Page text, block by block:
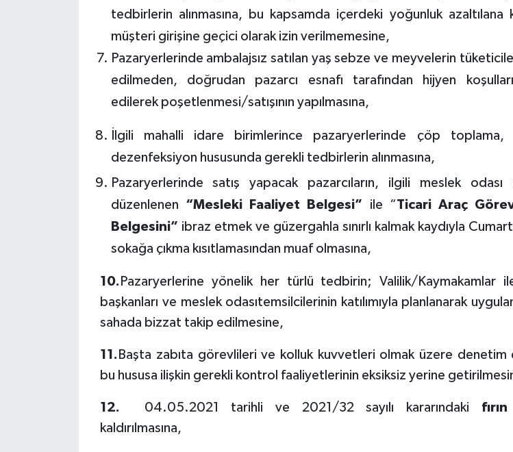
tedbirlerin alınmasına, bu kapsamda içerdeki yoğunluk azaltılana
müşteri girişine geçici olarak izin verilmemesine,
Pazaryerlerinde ambalajsız satılan yaş sebze ve meyvelerin
edilmeden, doğrudan pazarcı esnafı tarafından hijyen
edilerek poşetlenmesi/satışının yapılmasına,
İlgili mahalli idare birimlerince pazaryerlerinde çöp toplama,
dezenfeksiyon hususunda gerekli tedbirlerin alınmasına,
Pazaryerlerinde satış yapacak pazarcıların, ilgili meslek odası
düzenlenen “Mesleki Faaliyet Belgesi” ile “Ticari Araç
Belgesini” ibraz etmek ve güzergahla sınırlı kalmak kaydıyla
sokağa çıkma kısıtlamasından muaf olmasına,
10. Pazaryerlerine yönelik her türlü tedbirin; Valilik/Kaymakamlar
başkanları ve meslek odasıtemsilcilerinin katılımıyla planlanarak
sahada bizzat takip edilmesine,
11. Başta zabıta görevlileri ve kolluk kuvvetleri olmak üzere denetim
bu hususa ilişkin gerekli kontrol faaliyetlerinin eksiksiz yerine
12. 04.05.2021 tarihli ve 2021/32 sayılı kararındaki fırın
kaldırılmasına,